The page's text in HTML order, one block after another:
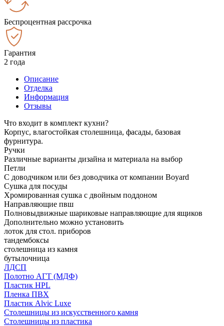
Беспроцентная рассрочка
Гарантия
2 года
Описание
Отделка
Информация
Отзывы
Что входит в комплект кухни?
Корпус, влагостойкая столешница, фасады, базовая
фурнитура.
Ручки
Различные варианты дизайна и материала на выбор
Петли
С доводчиком или без доводчика от компании Boyard
Сушка для посуды
Хромированная сушка с двойным поддоном
Направляющие пвш
Полновыдвижные шариковые направляющие для ящиков
Дополнительно можно установить
лоток для стол. приборов
тандембоксы
столешница из камня
бутылочница
ЛДСП
Полотно АГТ (МДФ)
Пластик HPL
Пленка ПВХ
Пластик Alvic Luxe
Столешницы из искусственного камня
Столешницы из пластика